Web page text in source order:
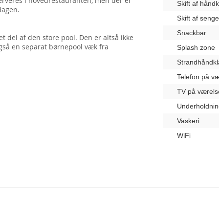
del af den store pool. Den er altså ikke
en separat børnepool væk fra
Skift af
Skift af
Snackbar
Splash zone
Telefon på
TV på
Vaskeri
WiFi